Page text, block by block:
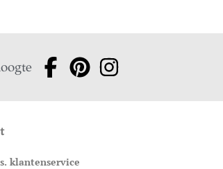
klantenservice